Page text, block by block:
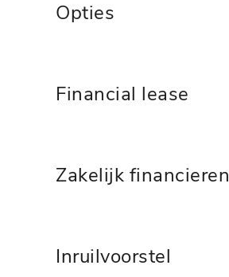
Opties
Financial lease
Zakelijk financieren
Inruilvoorstel